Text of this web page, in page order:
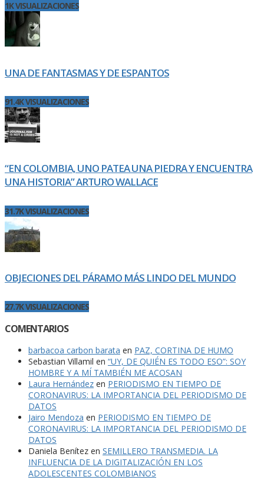
1K VISUALIZACIONES
UNA DE FANTASMAS Y DE ESPANTOS
91.4K VISUALIZACIONES
“EN COLOMBIA, UNO PATEA UNA PIEDRA Y ENCUENTRA
UNA HISTORIA” ARTURO WALLACE
31.7K VISUALIZACIONES
OBJECIONES DEL PÁRAMO MÁS LINDO DEL MUNDO
27.7K VISUALIZACIONES
COMENTARIOS
barbacoa carbon barata en PAZ, CORTINA DE HUMO
Sebastian Villamil en “UY, DE QUIÉN ES TODO ESO”: SOY
HOMBRE Y A MÍ TAMBIÉN ME ACOSAN
Laura Hernández en PERIODISMO EN TIEMPO DE
CORONAVIRUS: LA IMPORTANCIA DEL PERIODISMO DE
DATOS
Jairo Mendoza en PERIODISMO EN TIEMPO DE
CORONAVIRUS: LA IMPORTANCIA DEL PERIODISMO DE
DATOS
Daniela Benítez en SEMILLERO TRANSMEDIA. LA
INFLUENCIA DE LA DIGITALIZACIÓN EN LOS
ADOLESCENTES COLOMBIANOS